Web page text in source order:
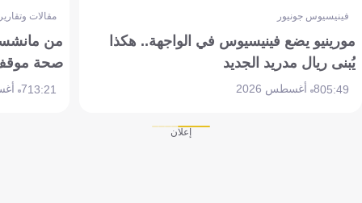
فينيسيوس جونيور
مورينيو يضع فينيسيوس في الواجهة.. هكذا
يُبنى ريال مدريد الجديد
05:498 أغسطس 2026
مقالات
من
صحة موقف
13:217 أغسطس 2026
إعلان